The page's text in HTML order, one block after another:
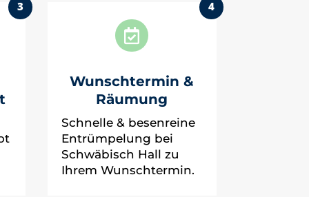
3

Wunschtermin &
Räumung
4
Schnelle & besenreine
Entrümpelung bei
Schwäbisch Hall zu
Ihrem Wunschtermin.